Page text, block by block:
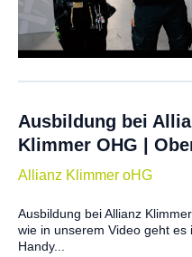
Ausbildung bei
Klimmer OHG |
Allianz Klimmer oHG
Ausbildung bei Allianz
wie in unserem Video geht
Handy...